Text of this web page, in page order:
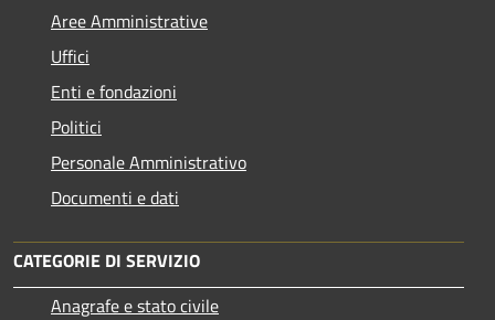
Aree Amministrative
Uffici
Enti e fondazioni
Politici
Personale Amministrativo
Documenti e dati
CATEGORIE DI SERVIZIO
Anagrafe e stato civile